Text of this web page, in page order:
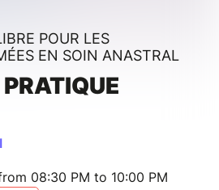
POUR LES
EN SOIN ANASTRAL
08:30 PM to 10:00 PM